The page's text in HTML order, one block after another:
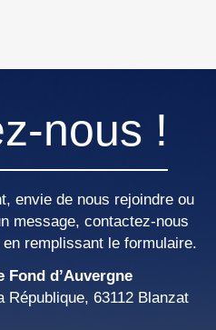
nous !
envie de nous rejoindre ou
message, contactez-nous
remplissant le formulaire.
Fond d’Auvergne
République, 63112 Blanzat